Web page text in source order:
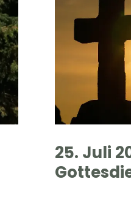
25. Juli